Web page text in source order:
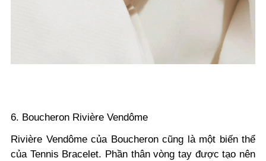
6. Boucheron Rivière Vendôme
Rivière Vendôme của Boucheron cũng là một biến thể
của Tennis Bracelet. Phần thân vòng tay được tạo nên